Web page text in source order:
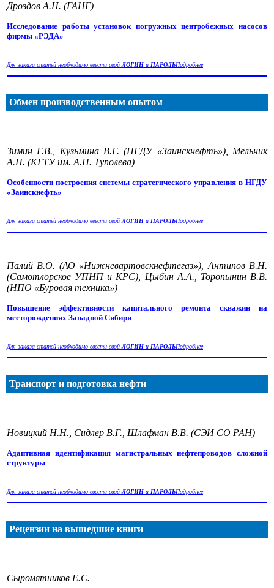
Дроздов А.Н. (ГАНГ)
Исследование работы установок погружных центробежных насосов
фирмы «РЭДА»
Для заказа статей необходимо ввести свойЛОГИН и ПАРОЛЬПодробнее
Обмен производственным опытом
Зимин Г.В., Кузьмина В.Г. (НГДУ «Заинскнефть»), Мельник
А.Н. (КГТУ им. А.Н. Туполева)
Особенности построения системы стратегического управления в НГДУ
«Заинскнефть»
Для заказа статей необходимо ввести свойЛОГИН и ПАРОЛЬПодробнее
Палий В.О. (АО «Нижневартовскнефтегаз»), Антипов В.Н.
(Самотлорское УПНП и КРС), Цыбин А.А., Торопынин В.В.
(НПО «Буровая техника»)
Повышение эффективности капитального ремонта скважин на
месторождениях Западной Сибири
Для заказа статей необходимо ввести свойЛОГИН и ПАРОЛЬПодробнее
Транспорт и подготовка нефти
Новицкий Н.Н., Сидлер В.Г., Шлафман В.В. (СЭИ СО РАН)
Адаптивная идентификация магистральных нефтепроводов сложной
структуры
Для заказа статей необходимо ввести свойЛОГИН и ПАРОЛЬПодробнее
Рецензии на вышедшие книги
Сыромятников Е.С.